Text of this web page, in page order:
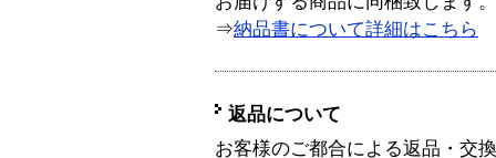
⇒納品書について詳細はこちら
返品について
お客様のご都合による返品・交